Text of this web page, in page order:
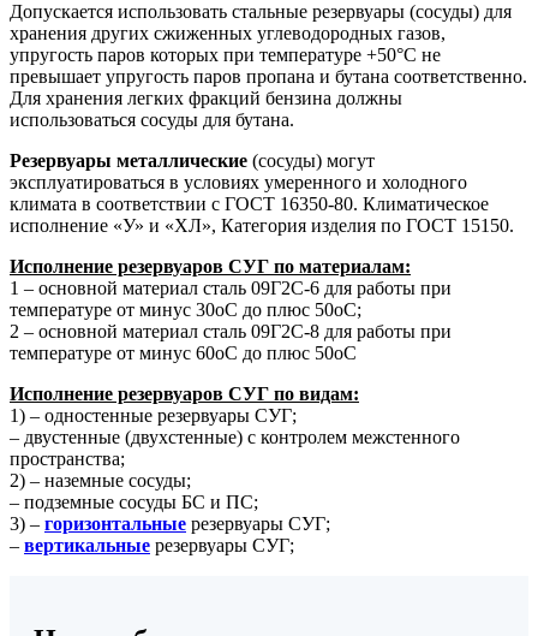
Допускается использовать стальные резервуары (сосуды) для
хранения других сжиженных углеводородных газов,
упругость паров которых при температуре +50°С не
превышает упругость паров пропана и бутана соответственно.
Для хранения легких фракций бензина должны
использоваться сосуды для бутана.
Резервуары металлические (сосуды) могут
эксплуатироваться в условиях умеренного и холодного
климата в соответствии с ГОСТ 16350-80. Климатическое
исполнение «У» и «ХЛ», Категория изделия по ГОСТ 15150.
Исполнение резервуаров СУГ по материалам:
1 – основной материал сталь 09Г2С-6 для работы при
температуре от минус 30oС до плюс 50oС;
2 – основной материал сталь 09Г2С-8 для работы при
температуре от минус 60oС до плюс 50oС
Исполнение резервуаров СУГ по видам:
1) – одностенные резервуары СУГ;
– двустенные (двухстенные) с контролем межстенного
пространства;
2) – наземные сосуды;
– подземные сосуды БС и ПС;
3) – горизонтальные резервуары СУГ;
– вертикальные резервуары СУГ;